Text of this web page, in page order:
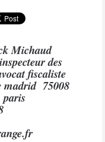
Michaud
des
fiscaliste
madrid 75008
paris